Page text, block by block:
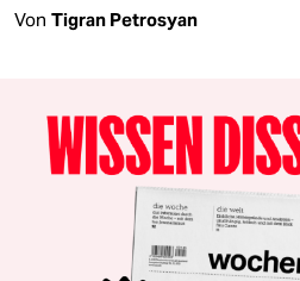
Von Tigran Petrosyan